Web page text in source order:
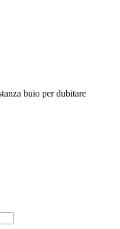
buio per dubitare